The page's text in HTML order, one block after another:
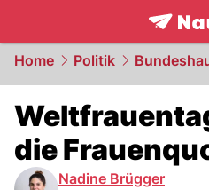
Home Politik
die
Nadine Brügger